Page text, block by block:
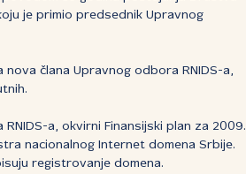
je primio predsednik Upravnog
člana Upravnog odbora RNIDS-a,
a, okvirni Finansijski plan za 2009.
nacionalnog Internet domena Srbije.
registrovanje domena.